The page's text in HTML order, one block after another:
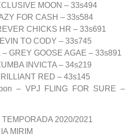
MOON – 33s494
FOR CASH – 33s584
CHICKS HR – 33s691
TO CODY – 33s745
GREY GOOSE AGAE – 33s891
INVICTA – 34s219
RED – 43s145
– VPJ FLING FOR SURE –
2020/2021
MIRIM